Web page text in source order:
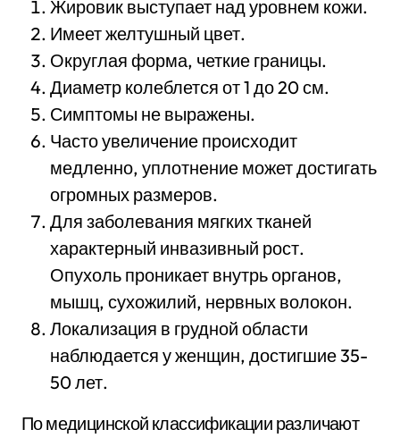
Жировик выступает над уровнем кожи.
Имеет желтушный цвет.
Округлая форма, четкие границы.
Диаметр колеблется от 1 до 20 см.
Симптомы не выражены.
Часто увеличение происходит
медленно, уплотнение может достигать
огромных размеров.
Для заболевания мягких тканей
характерный инвазивный рост.
Опухоль проникает внутрь органов,
мышц, сухожилий, нервных волокон.
Локализация в грудной области
наблюдается у женщин, достигшие 35-
50 лет.
По медицинской классификации различают